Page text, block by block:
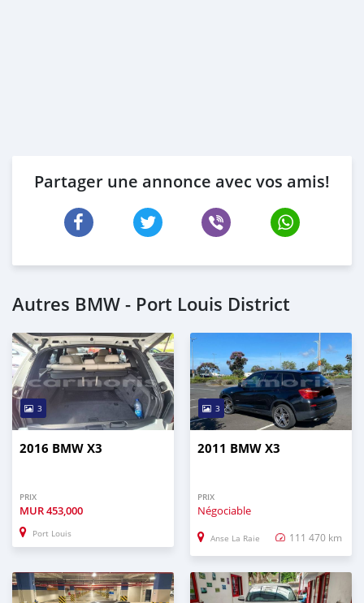
Partager une annonce avec vos amis!
Autres BMW - Port Louis District
3
2016 BMW X3
PRIX
MUR453,000
Port Louis
3
2011 BMW X3
PRIX
Négociable
Anse La Raie 111 470 km